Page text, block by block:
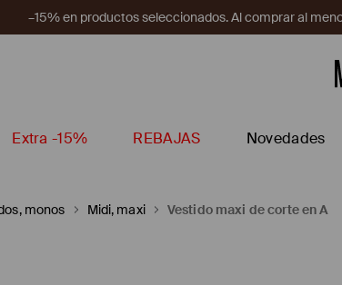
–15% en productos seleccionados. Al comprar al
Extra -15% REBAJAS Novedades
monos Midi, maxi Vestido maxi de corte en A